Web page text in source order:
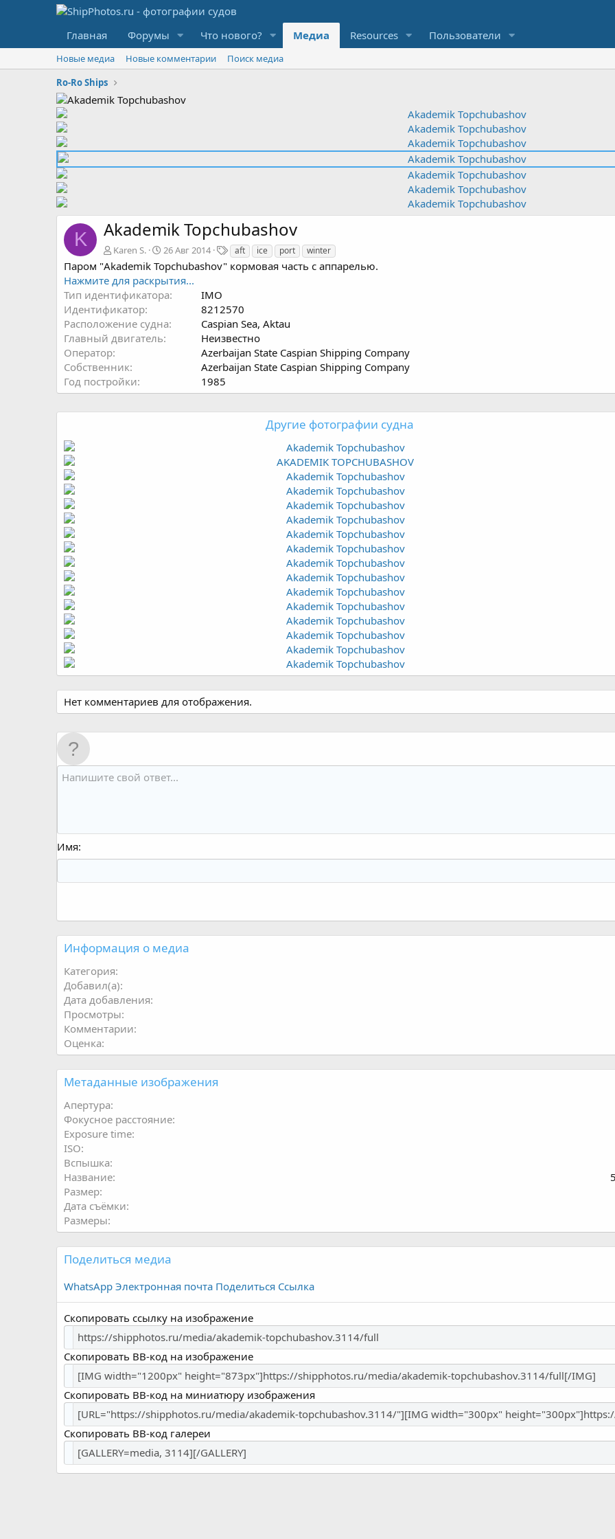
Главная Форумы Что нового? Медиа Resources Пользователи
Новые медиа Новые комментарии
Поиск медиа
Ro-Ro Ships
K Akademik Topchubashov
Karen S. 26 Авг 2014
Т
е
aft ice port winter
Паром "Akademik Topchubashov" кормовая часть с аппарелью.
Нажмите для раскрытия...
Тип идентификатора
IMO
Идентификатор
8212570
Расположение судна
Caspian Sea, Aktau
Главный двигатель
Неизвестно
Оператор
Azerbaijan State Caspian Shipping Company
Собственник
Azerbaijan State Caspian Shipping Company
Год постройки
1985
Другие фотографии судна
Нет комментариев для отображения.
Имя
Информация о медиа
Категория
Добавил(а)
Дата добавления
Просмотры
Комментарии
Оценка
Метаданные изображения
Апертура
Фокусное расстояние
Exposure time
ISO
Вспышка
Название
Размер
Дата съёмки
Размеры
Поделиться медиа
WhatsApp Электронная почта Поделиться Ссылка
Скопировать ссылку на изображение
Скопировать BB-код на изображение
Скопировать BB-код на миниатюру изображения
Скопировать BB-код галереи